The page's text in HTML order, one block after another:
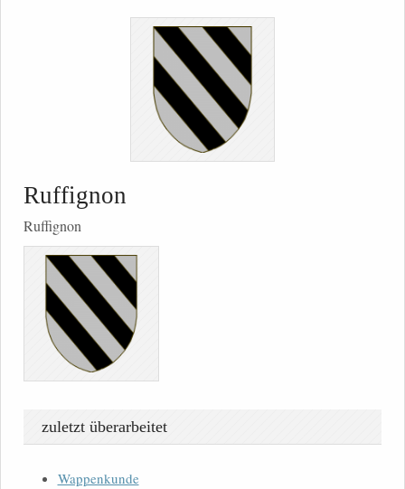
Ruffignon
Ruffignon
zuletzt überarbeitet
Wappenkunde